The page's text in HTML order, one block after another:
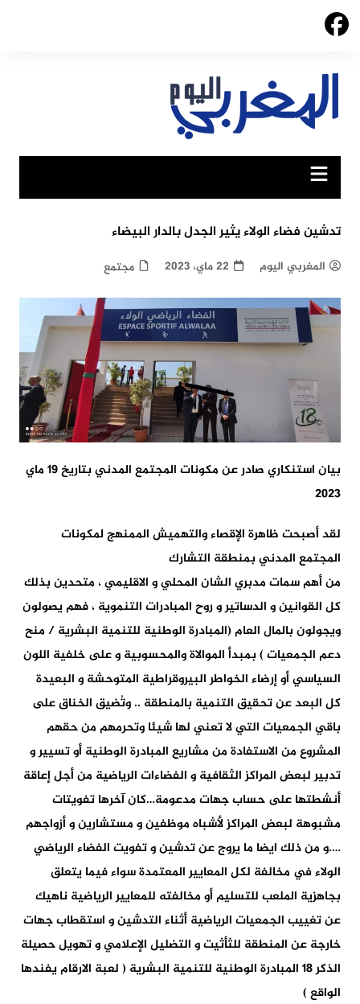
Skip
تدشين فضاء الولاء يثير الجدل بالدار البيضاء
المغربي اليوم 22 ماي، 2023 مجتمع
بيان استنكاري صادر عن مكونات المجتمع المدني بتاريخ 19 ماي
2023
لقد أصبحت ظاهرة الإقصاء والتهميش الممنهج لمكونات
المجتمع المدني بمنطقة التشارك
من أهم سمات مدبري الشان المحلي و الاقليمي ، متحدين بذلك
كل القوانين و الدساتير و روح المبادرات التنموية ، فهم يصولون
ويجولون بالمال العام (المبادرة الوطنية للتنمية البشرية / منح
دعم الجمعيات ) بمبدأ الموالاة والمحسوبية و على خلفية اللون
السياسي أو إرضاء الخواطر البيروقراطية المتوحشة و البعيدة
كل البعد عن تحقيق التنمية بالمنطقة .. وتُضيق الخناق على
باقي الجمعيات التي لا تعني لها شيئا وتحرمهم من حقهم
المشروع من الاستفادة من مشاريع المبادرة الوطنية أو تسيير و
تدبير لبعض المراكز الثقافية و الفضاءات الرياضية من أجل إعاقة
أنشطتها على حساب جهات مدعومة…كان آخرها تفويتات
مشبوهة لبعض المراكز لأشباه موظفين و مستشارين و أزواجهم
….و من ذلك ايضا ما يروج عن تدشين و تفويت الفضاء الرياضي
الولاء في مخالفة لكل المعايير المعتمدة سواء فيما يتعلق
بجاهزية الملعب للتسليم أو مخالفته للمعايير الرياضية ناهيك
عن تغييب الجمعيات الرياضية أثناء التدشين و استقطاب جهات
خارجة عن المنطقة للثأثيت و التضليل الإعلامي و تهويل حصيلة
الذكر 18 المبادرة الوطنية للتنمية البشرية ( لعبة الارقام يفندها
الواقع )